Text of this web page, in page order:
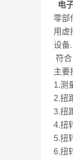
电
零部
用虚
设
符
主要
1.测
2.扭
3.扭
4.扭
5.扭
6.扭